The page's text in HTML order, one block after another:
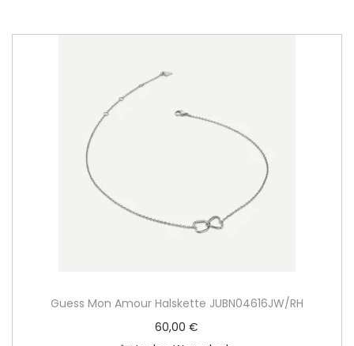
Guess Mon Amour Halskette JUBN04616JW/RH
60,00€